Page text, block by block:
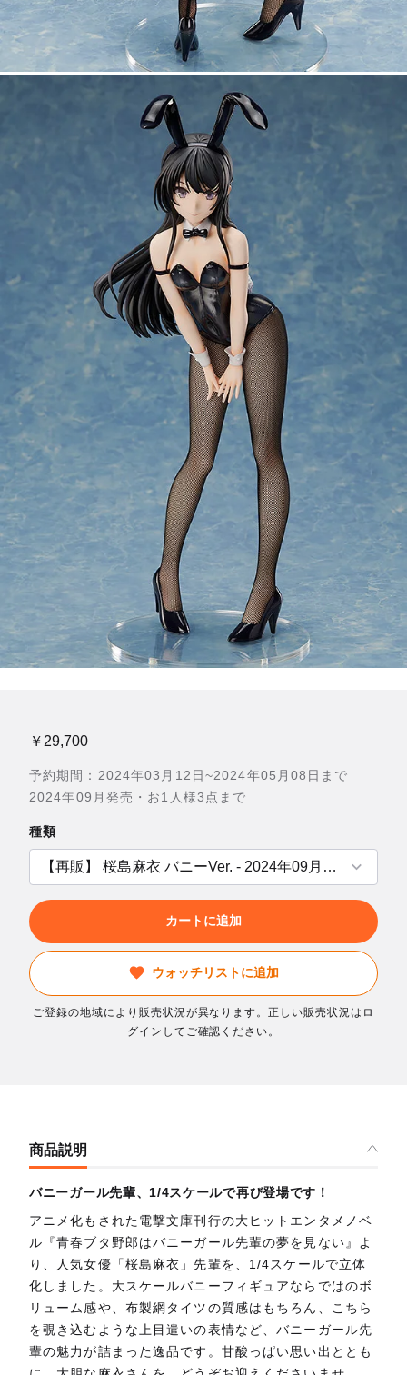
￥29,700
予約期間：2024年03月12日~2024年05月08日まで
2024年09月発売・お1人様3点まで
種類
カートに追加
ウォッチリストに追加
ご登録の地域により販売状況が異なります。正しい販売状況はロ
グインしてご確認ください。
商品説明
バニーガール先輩、1/4スケールで再び登場です！
アニメ化もされた電撃文庫刊行の大ヒットエンタメノベ
ル『青春ブタ野郎はバニーガール先輩の夢を見ない』よ
り、人気女優「桜島麻衣」先輩を、1/4スケールで立体
化しました。大スケールバニーフィギュアならではのボ
リューム感や、布製網タイツの質感はもちろん、こちら
を覗き込むような上目遣いの表情など、バニーガール先
輩の魅力が詰まった逸品です。甘酸っぱい思い出ととも